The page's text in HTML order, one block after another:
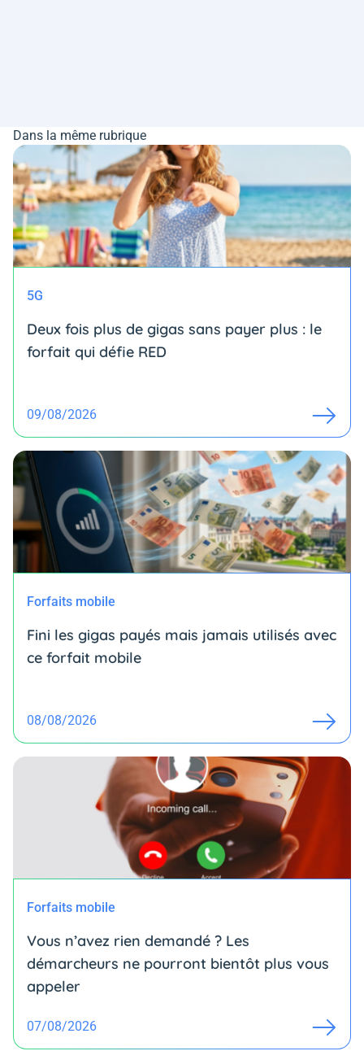
Dans la même rubrique
5G
Deux fois plus de gigas sans payer plus : le
forfait qui défie RED
09/08/2026
Forfaits mobile
Fini les gigas payés mais jamais utilisés avec
ce forfait mobile
08/08/2026
Forfaits mobile
Vous n’avez rien demandé ? Les
démarcheurs ne pourront bientôt plus vous
appeler
07/08/2026